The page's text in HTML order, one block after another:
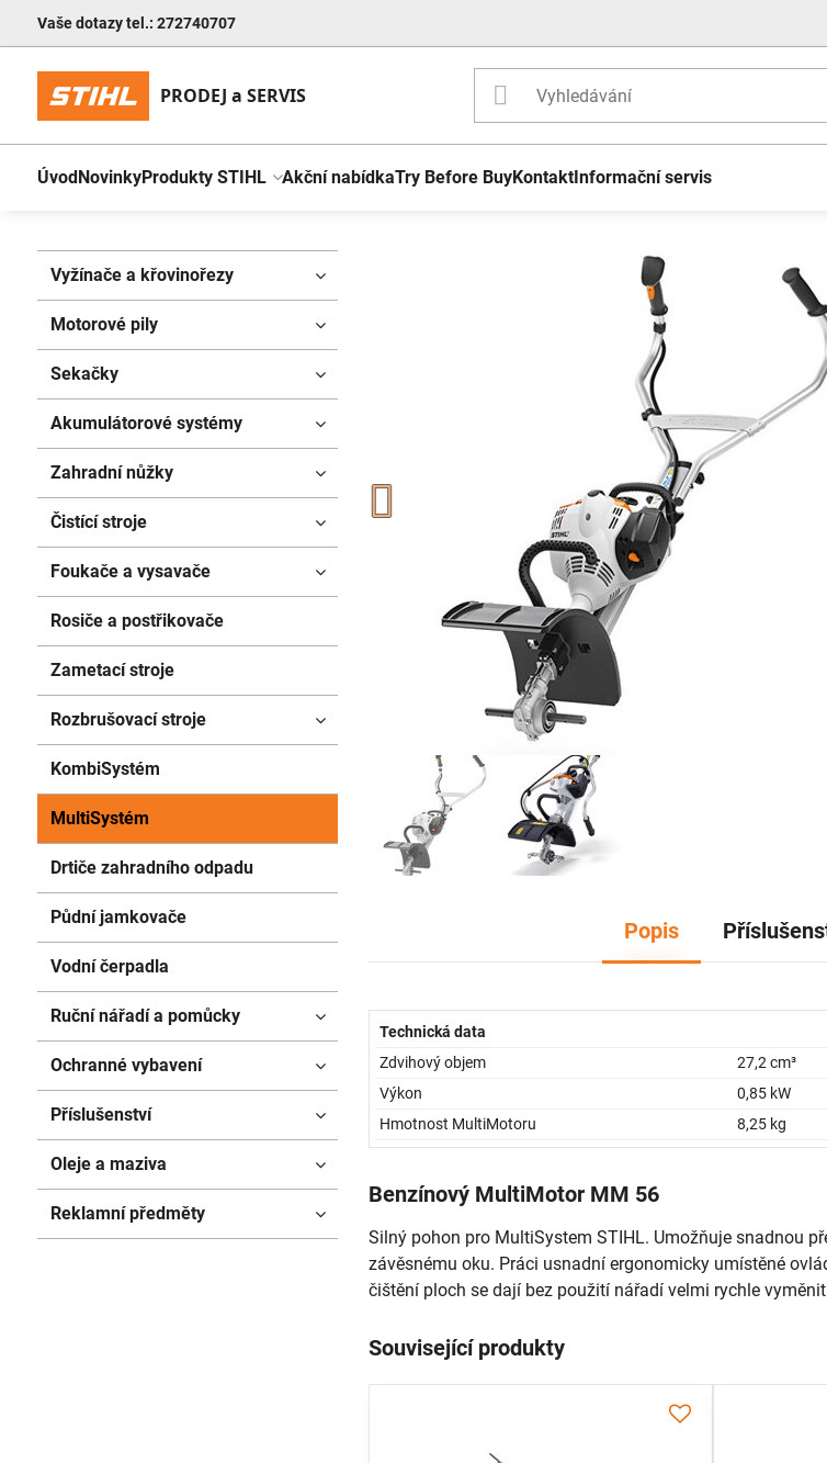
Vaše dotazy tel.: 272740707
ÚvodNovinkyProdukty STIHL Akční nabídkaTry Before BuyKontaktInformační servis
Popis
Technická data
Zdvihový objem
27,2 cm³
Výkon
0,85 kW
Hmotnost MultiMotoru
8,25 kg
Benzínový MultiMotor MM 56
Silný pohon pro MultiSystem STIHL. Umožňuje snadnou
závěsnému oku. Práci usnadní ergonomicky umístěné
čištění ploch se dají bez použití nářadí velmi rychle
Související produkty
Vyžínače a křovinořezy
Motorové pily
Sekačky
Akumulátorové systémy
Zahradní nůžky
Čistící stroje
Foukače a vysavače
Rosiče a postřikovače
Zametací stroje
Rozbrušovací stroje
KombiSystém
MultiSystém
Drtiče zahradního odpadu
Půdní jamkovače
Vodní čerpadla
Ruční nářadí a pomůcky
Ochranné vybavení
Příslušenství
Oleje a maziva
Reklamní předměty